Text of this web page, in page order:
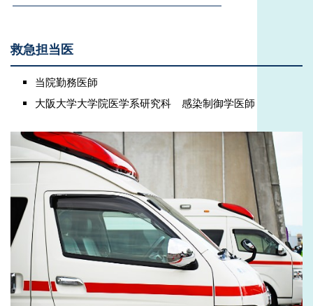
救急担当医
当院勤務医師
大阪大学大学院医学系研究科 感染制御学医師